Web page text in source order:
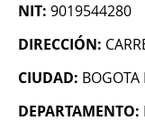
NIT: 9019544280
DIRECCIÓN:
CIUDAD: BOGOTA
DEPARTAMENTO: